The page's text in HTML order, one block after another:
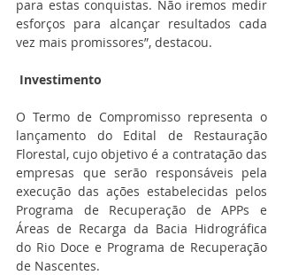
para estas conquistas. Não iremos medir
esforços para alcançar resultados cada
vez mais promissores”, destacou.
Investimento
O Termo de Compromisso representa o
lançamento do Edital de Restauração
Florestal, cujo objetivo é a contratação das
empresas que serão responsáveis pela
execução das ações estabelecidas pelos
Programa de Recuperação de APPs e
Áreas de Recarga da Bacia Hidrográfica
do Rio Doce e Programa de Recuperação
de Nascentes.